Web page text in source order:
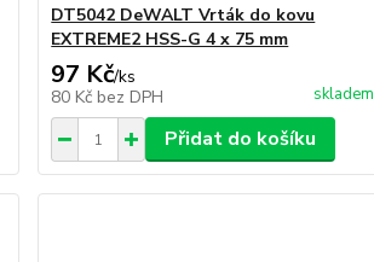
DT5042 DeWALT Vrták do kovu
EXTREME2 HSS-G 4 x 75 mm
97 Kč/ks
80 Kč bez DPH skladem
Přidat do košíku